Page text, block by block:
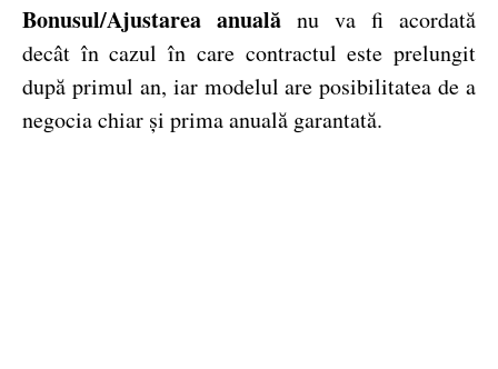
Bonusul/Ajustarea anuală nu va fi acordată
decât în cazul în care contractul este prelungit
după primul an, iar modelul are posibilitatea de a
negocia chiar și prima anuală garantată.